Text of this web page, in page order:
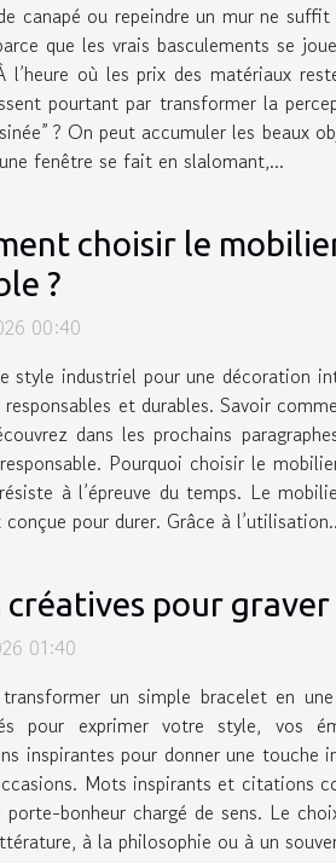
canapé ou repeindre un mur ne
que les vrais basculements se
l’heure où les prix des matériaux
pourtant par transformer la
? On peut accumuler les beaux
fenêtre se fait en slalomant,...
choisir le
?
00:40
style industriel pour une décoration
responsables et durables. Savoir
dans les prochains
Pourquoi choisir le
à l’épreuve du temps. Le
pour durer. Grâce à
créatives pour
01:40
un simple bracelet en
pour exprimer votre style, vos
inspirantes pour donner une touche
Mots inspirants et citations
bonheur chargé de sens. Le
à la philosophie ou à un